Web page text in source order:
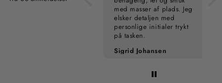
med masser af plads. Jeg
elsker detaljen med
personlige initialer trykt
på tasken.
Sigrid Johansen